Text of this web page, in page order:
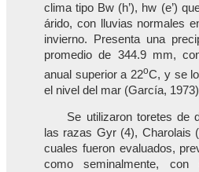
clima tipo Bw (h’), hw (e’)
árido, con lluvias normales
invierno. Presenta una
promedio de 344.9 mm,
anual superior a 22oC, y se
el nivel del mar (García,
Se utilizaron toretes de
las razas Gyr (4), Charolais
cuales fueron evaluados,
como seminalmente,